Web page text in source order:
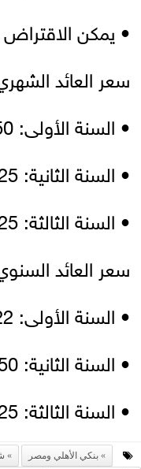
• يمكن
سعر العائد
• السنة الأولى: 20.50%.
• السنة الثانية: 16.25%.
• السنة الثالثة: 12.25%.
سعر العائد
• السنة الأولى: 22%.
• السنة الثانية: 17.50%.
• السنة الثالثة: 13.25%.
بنكي الأهلي ومصر